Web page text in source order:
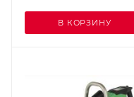
В КОРЗИНУ